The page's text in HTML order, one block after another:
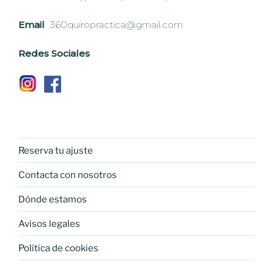
Email 360quiropractica@gmail.com
Redes Sociales
Reserva tu ajuste
Contacta con nosotros
Dónde estamos
Avisos legales
Política de cookies